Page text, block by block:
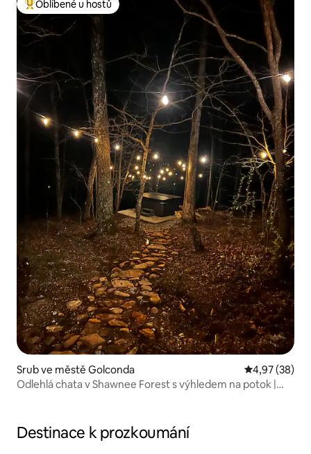
Nejlepší v kategorii Oblíbené u hostů
Oblíbené u hostů
Srub ve městě Golconda Průměrné
4,97 (38)
Odlehlá chata v Shawnee Forest s výhledem na potok |
Destinace k prozkoumání